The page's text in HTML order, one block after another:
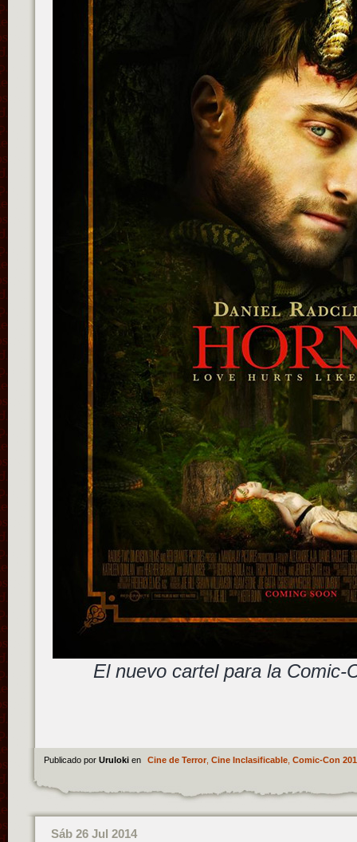
El nuevo cartel para la Comic-
Publicado por Uruloki en Cine de Terror, Cine Inclasificable, Comic-Con
Sáb 26 Jul 2014